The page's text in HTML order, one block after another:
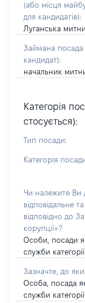
(або місця
для кандидатів):
Луганська
Займана посада
кандидат):
начальник
Категорія
стосується):
Тип посади:
Категорія
Чи належите Ви
відповідальне
відповідно до
корупції»?
Особи, посади
служби
Зазначте, до
Особа, посада
служби